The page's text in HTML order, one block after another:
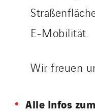
E-Mobilität.
Wir freuen
Alle Infos